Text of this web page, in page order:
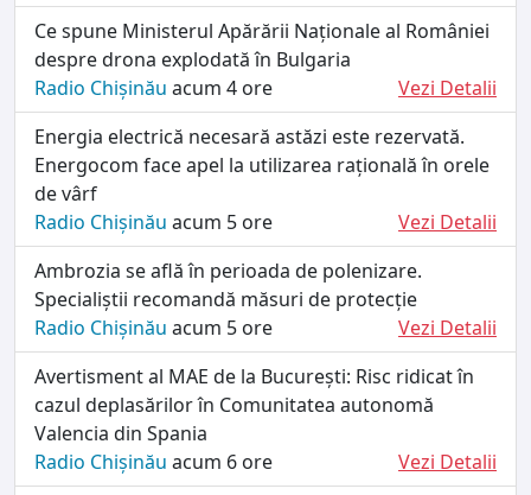
Ce spune Ministerul Apărării Naționale al României
despre drona explodată în Bulgaria
Radio Chișinău acum 4 ore
Vezi Detalii
Energia electrică necesară astăzi este rezervată.
Energocom face apel la utilizarea rațională în orele
de vârf
Radio Chișinău acum 5 ore
Vezi Detalii
Ambrozia se află în perioada de polenizare.
Specialiștii recomandă măsuri de protecție
Radio Chișinău acum 5 ore
Vezi Detalii
Avertisment al MAE de la București: Risc ridicat în
cazul deplasărilor în Comunitatea autonomă
Valencia din Spania
Radio Chișinău acum 6 ore
Vezi Detalii